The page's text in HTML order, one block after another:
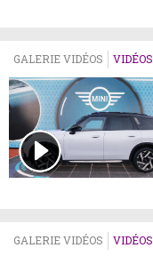
GALERIE VIDÉOS VIDÉOS
GALERIE VIDÉOS VIDÉOS